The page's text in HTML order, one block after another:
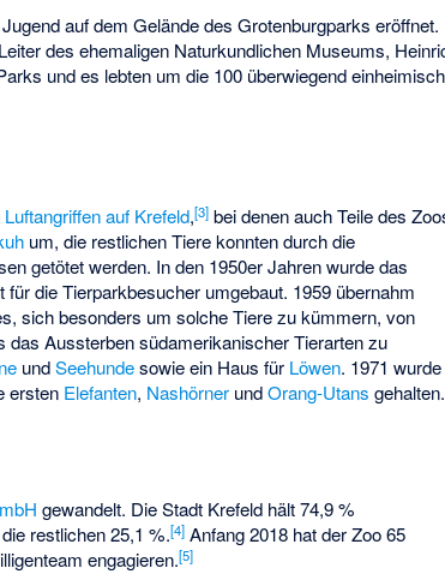
auf dem Gelände des Grotenburgparks eröffnet.
des ehemaligen Naturkundlichen Museums,
und es lebten um die 100 überwiegend
Luftangriffen auf Krefeld,[3] bei denen auch Teile des
um, die restlichen Tiere konnten durch die
getötet werden. In den 1950er Jahren wurde das
die Tierparkbesucher umgebaut. 1959 übernahm
sich besonders um solche Tiere zu kümmern, von
Aussterben südamerikanischer Tierarten zu
undSeehundesowie ein Haus für Löwen. 1971 wurde
ersten Elefanten, Nashörner undOrang-Utans gehalten.
gewandelt. Die Stadt Krefeld hält 74,9 %
restlichen 25,1 %.[4] Anfang 2018 hat der Zoo 65
engagieren.[5]